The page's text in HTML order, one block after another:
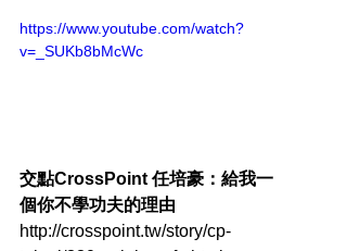
https://www.youtube.com/watch?
v=_SUKb8bMcWc
交點CrossPoint 任培豪：給我一
個你不學功夫的理由
http://crosspoint.tw/story/cp-